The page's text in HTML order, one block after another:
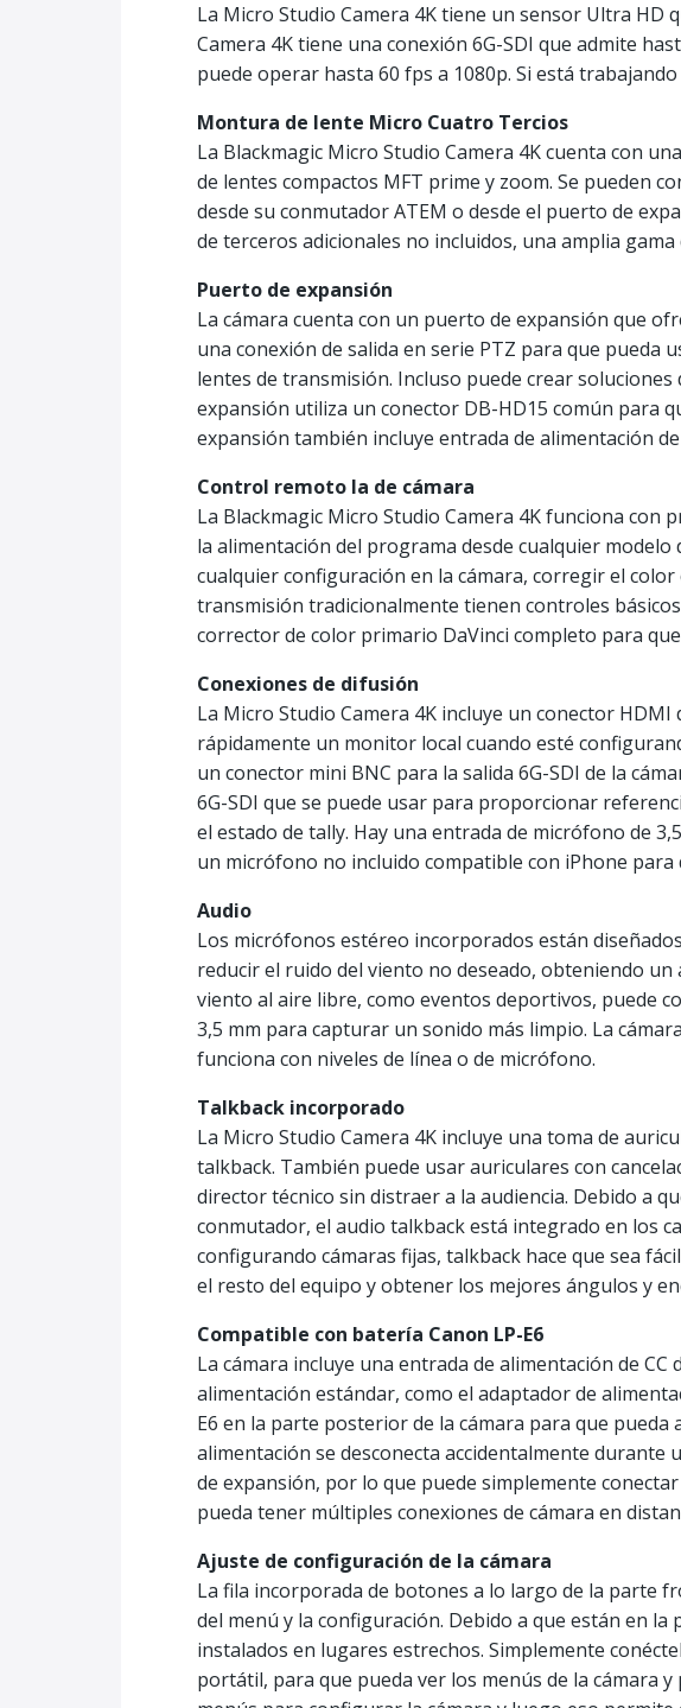
La Micro Studio Camera 4K tiene un sensor Ultra HD
Camera 4K tiene una conexión 6G-SDI que admite
puede operar hasta 60 fps a 1080p. Si está
Montura de lente Micro Cuatro Tercios
La Blackmagic Micro Studio Camera 4K cuenta con
de lentes compactos MFT prime y zoom. Se pueden
desde su conmutador ATEM o desde el puerto de
de terceros adicionales no incluidos, una amplia
Puerto de expansión
La cámara cuenta con un puerto de expansión que
una conexión de salida en serie PTZ para que pueda
lentes de transmisión. Incluso puede crear
expansión utiliza un conector DB-HD15 común para
expansión también incluye entrada de alimentación
Control remoto la de cámara
La Blackmagic Micro Studio Camera 4K funciona con
la alimentación del programa desde cualquier
cualquier configuración en la cámara, corregir el
transmisión tradicionalmente tienen controles
corrector de color primario DaVinci completo para
Conexiones de difusión
La Micro Studio Camera 4K incluye un conector
rápidamente un monitor local cuando esté
un conector mini BNC para la salida 6G-SDI de la
6G-SDI que se puede usar para proporcionar
el estado de tally. Hay una entrada de micrófono de
un micrófono no incluido compatible con iPhone
Audio
Los micrófonos estéreo incorporados están
reducir el ruido del viento no deseado, obteniendo
viento al aire libre, como eventos deportivos, puede
3,5 mm para capturar un sonido más limpio. La
funciona con niveles de línea o de micrófono.
Talkback incorporado
La Micro Studio Camera 4K incluye una toma de
talkback. También puede usar auriculares con
director técnico sin distraer a la audiencia. Debido a
conmutador, el audio talkback está integrado en los
configurando cámaras fijas, talkback hace que sea
el resto del equipo y obtener los mejores ángulos y
Compatible con batería Canon LP-E6
La cámara incluye una entrada de alimentación de
alimentación estándar, como el adaptador de
E6 en la parte posterior de la cámara para que
alimentación se desconecta accidentalmente
de expansión, por lo que puede simplemente
pueda tener múltiples conexiones de cámara en
Ajuste de configuración de la cámara
La fila incorporada de botones a lo largo de la parte
del menú y la configuración. Debido a que están en
instalados en lugares estrechos. Simplemente
portátil, para que pueda ver los menús de la cámara